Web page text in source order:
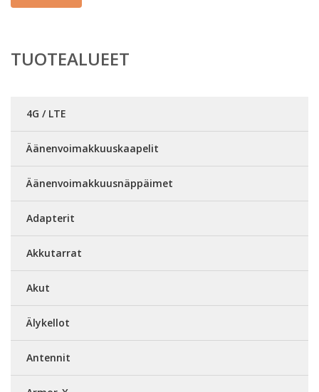
TUOTEALUEET
4G / LTE
Äänenvoimakkuuskaapelit
Äänenvoimakkuusnäppäimet
Adapterit
Akkutarrat
Akut
Älykellot
Antennit